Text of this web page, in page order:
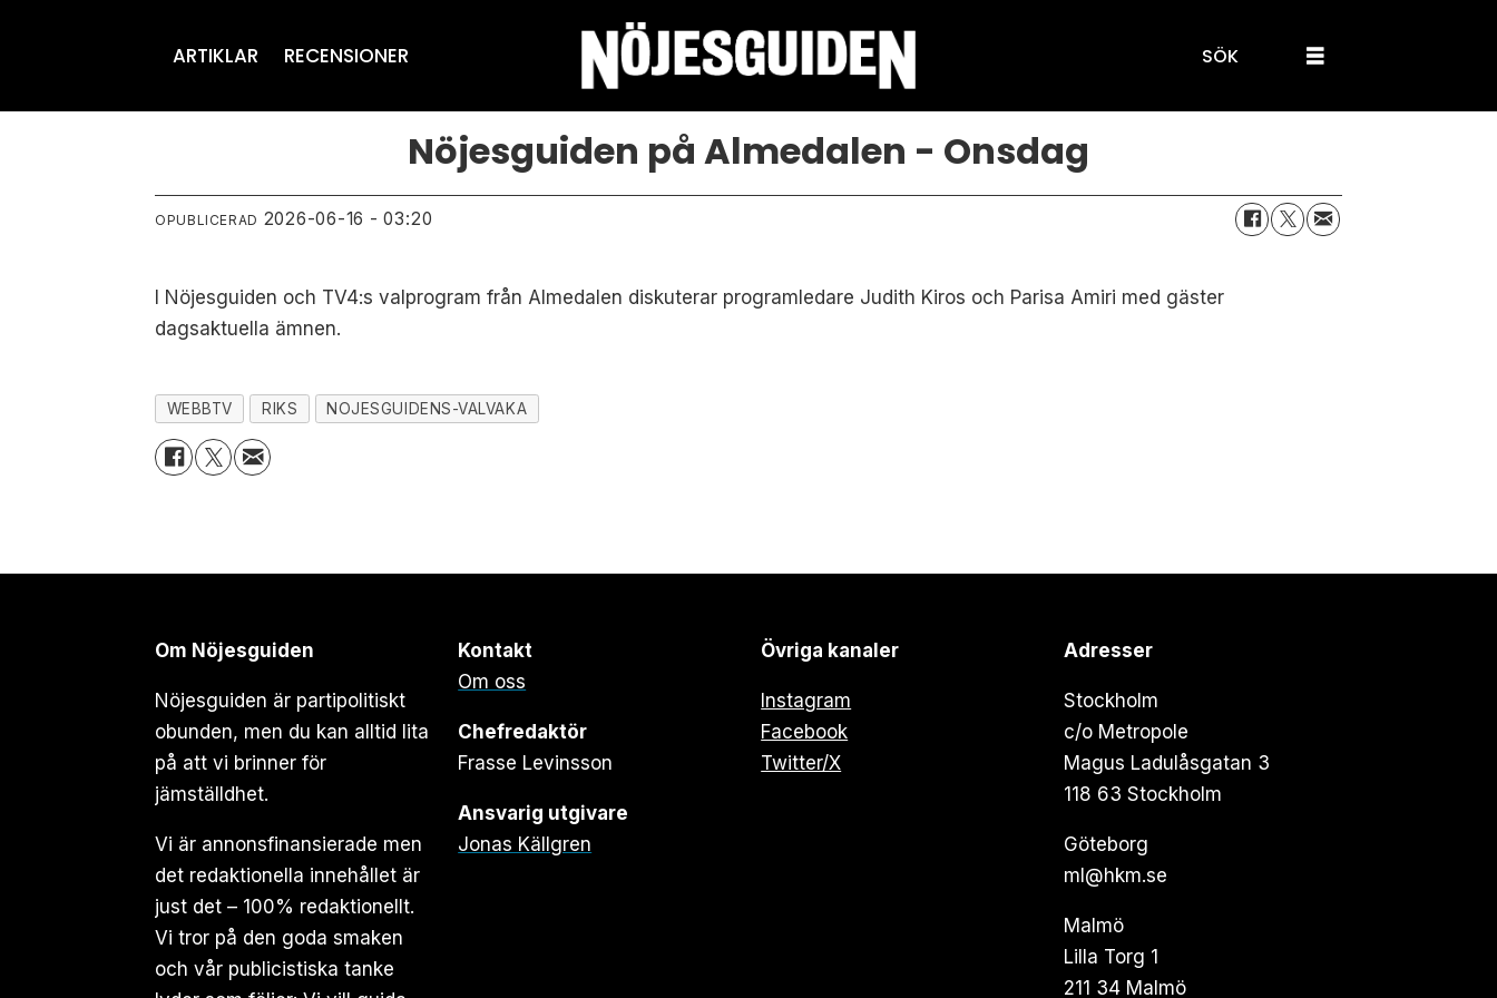
ARTIKLAR RECENSIONER SÖK
Nöjesguiden på Almedalen - Onsdag
OPUBLICERAD 2026-06-16 - 03:20
I Nöjesguiden och TV4:s valprogram från Almedalen diskuterar programledare Judith Kiros och Parisa Amiri med gäster
dagsaktuella ämnen.
WEBBTV RIKS NOJESGUIDENS-VALVAKA
Om Nöjesguiden
Nöjesguiden är partipolitiskt
obunden, men du kan alltid lita
på att vi brinner för
jämställdhet.
Vi är annonsfinansierade men
det redaktionella innehållet är
just det – 100% redaktionellt.
Vi tror på den goda smaken
och vår publicistiska tanke
Kontakt
Om oss
Chefredaktör
Frasse Levinsson
Ansvarig utgivare
Jonas Källgren
Övriga kanaler
Instagram
Facebook
Twitter/X
Adresser
Stockholm
c/o Metropole
Magus Ladulåsgatan 3
118 63 Stockholm
Göteborg
ml@hkm.se
Malmö
Lilla Torg 1
211 34 Malmö